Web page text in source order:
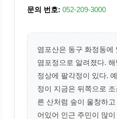
문의 번호: 052-209-3000
염포산은 동구 화정동에
염포정으로 알려졌다.
정상에 팔각정이 있다.
정이 지금은 뒤쪽으로
른 산처럼 숲이 울창하
어있어 인근 주민이 많